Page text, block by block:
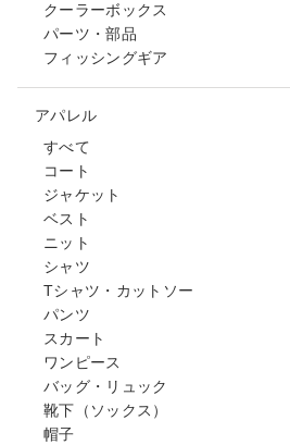
クーラーボックス
パーツ・部品
フィッシングギア
アパレル
すべて
コート
ジャケット
ベスト
ニット
シャツ
Tシャツ・カットソー
パンツ
スカート
ワンピース
バッグ・リュック
靴下（ソックス）
帽子